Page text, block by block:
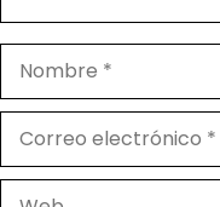
Nombre
electrónico